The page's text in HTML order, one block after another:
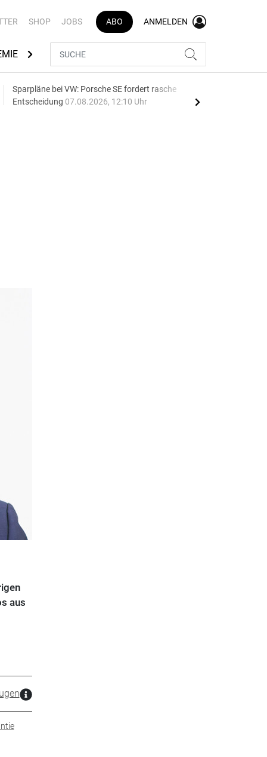
SHOP JOBS ABO ANMELDEN
AUTOMARKEN
Sparpläne bei VW: Porsche SE fordert rasche
Entscheidung 07.08.2026, 12:10 Uhr
aus